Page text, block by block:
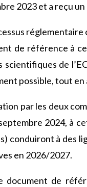
2023 et a reçu
réglementaire
de référence à
scientifiques de
possible, tout
par les deux
2024, à
conduiront à des
en 2026/2027.
document de